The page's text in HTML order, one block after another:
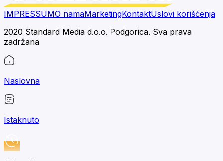
IMPRESSUMO namaMarketingKontaktUslovi korišćenja
2020 Standard Media d.o.o. Podgorica. Sva prava
zadržana
Naslovna
Istaknuto